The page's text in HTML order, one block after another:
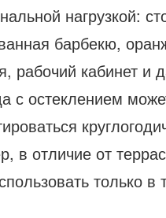
нагрузкой:
барбекю,
рабочий кабинет и
с остеклением
в отличие от
только в